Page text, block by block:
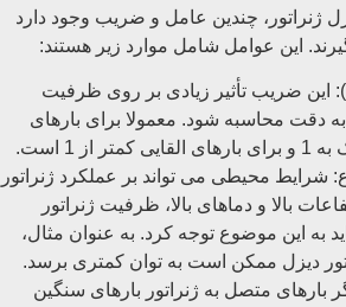
ژنراتور، چندین عامل و ضریب وجود دارد
این عوامل شامل موارد زیر هستند:
ضریب قدرت (PF): این ضریب تأثیر زیادی بر روی ظرفیت
به دقت محاسبه شود. معمولا برای بارهای
شرایط محیطی می ‌تواند بر عملکرد ژنراتور
بالا و دماهای بالا، ظرفیت ژنراتور
به این موضوع توجه کرد. به عنوان مثال،
دیزل ممکن است به توان کمتری برسد.
بارهای متصل به ژنراتور بارهای سنگین